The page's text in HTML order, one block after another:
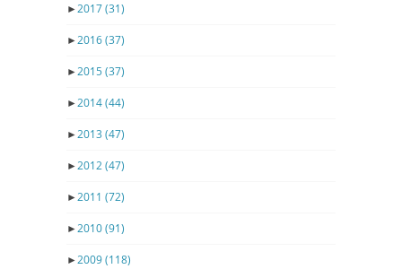
►2017(31)
►2016(37)
►2015(37)
►2014(44)
►2013 (47)
►2012(47)
►2011 (72)
►2010(91)
►2009(118)